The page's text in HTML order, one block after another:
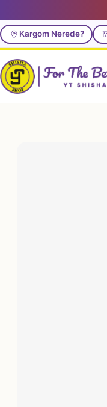
Kargom Nerede?